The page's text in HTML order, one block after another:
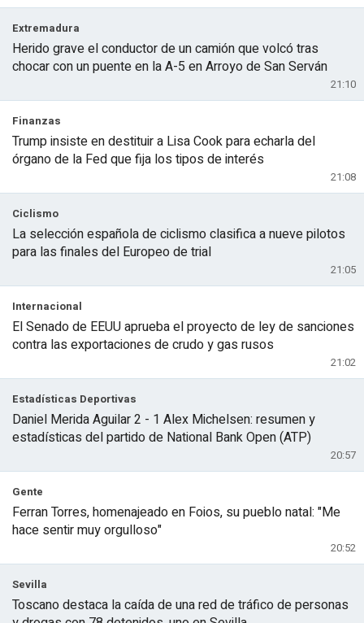
21:10
Extremadura
Herido grave el conductor de un camión que volcó tras
chocar con un puente en la A-5 en Arroyo de San Serván
21:08
Finanzas
Trump insiste en destituir a Lisa Cook para echarla del
órgano de la Fed que fija los tipos de interés
21:05
Ciclismo
La selección española de ciclismo clasifica a nueve pilotos
para las finales del Europeo de trial
21:02
Internacional
El Senado de EEUU aprueba el proyecto de ley de sanciones
contra las exportaciones de crudo y gas rusos
20:57
Estadísticas Deportivas
Daniel Merida Aguilar 2 - 1 Alex Michelsen: resumen y
estadísticas del partido de National Bank Open (ATP)
20:52
Gente
Ferran Torres, homenajeado en Foios, su pueblo natal: "Me
hace sentir muy orgulloso"
Sevilla
Toscano destaca la caída de una red de tráfico de personas